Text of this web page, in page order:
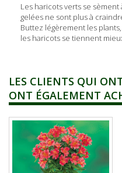
Les haricots verts se sèment
gelées ne sont plus à
Buttez légèrement les
les haricots se tiennent
LES CLIENTS QUI
ONT ÉGALEMENT